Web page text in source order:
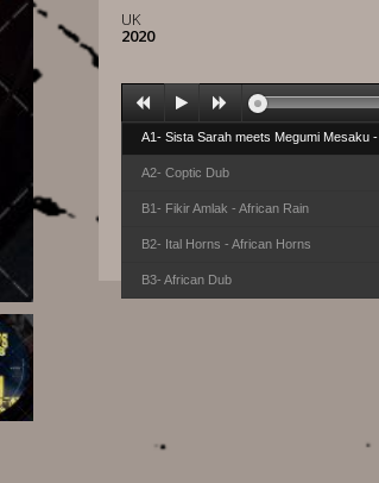
UK
2020
A1- Sista Sarah meets Megumi Mesaku
A2- Coptic Dub
B1- Fikir Amlak - African Rain
B2- Ital Horns - African Horns
B3- African Dub